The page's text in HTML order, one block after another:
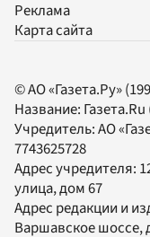
Реклама
Карта сайта
© АО «Газета.Ру»
Название: Газета.Ru
Учредитель:АО
7743625728
Адрес учредителя:
улица, дом 67
Адрес редакции и
Варшавское шоссе,